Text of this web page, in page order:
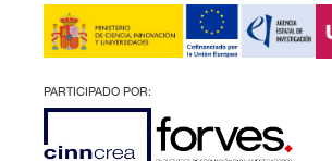
PARTICIPADO POR: